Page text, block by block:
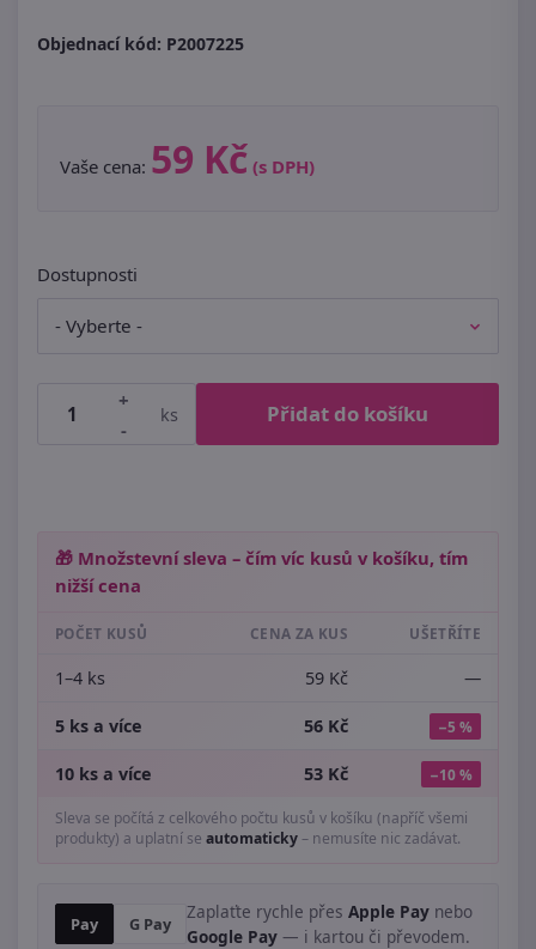
Objednací kód: P2007225
Vaše cena: 59 Kč (s DPH)
Dostupnosti
+
-
ks Přidat do košíku
🎁 Množstevní sleva – čím víc kusů v košíku, tím
nižší cena
POČET KUSŮ CENA ZA KUS UŠETŘÍTE
1–4 ks 59 Kč —
5 ks a více 56 Kč −5 %
10 ks a více 53 Kč −10 %
Sleva se počítá z celkového počtu kusů v košíku (napříč všemi
produkty) a uplatní se automaticky– nemusíte nic zadávat.
Pay G Pay
Zaplaťte rychle přes Apple Pay nebo
Google Pay — i kartou či převodem.